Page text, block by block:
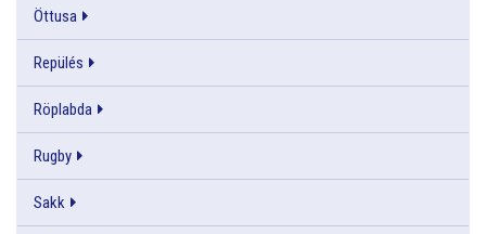
Öttusa
Repülés
Röplabda
Rugby
Sakk